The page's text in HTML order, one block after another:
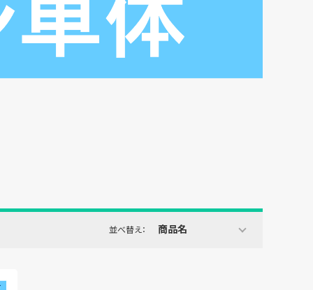
並べ替え： 商品名